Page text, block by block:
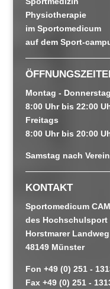
Physiotherapie
im Sportomedicum
auf dem Sport-
Montag - Donnerstag
8:00 Uhr bis 22:00
Freitags
8:00 Uhr bis 20:00
Samstag nach
KONTAKT
Sportomedicum
des Hochschulsport
Horstmarer
48149 Münster
Fon +49 (0) 251 -
Fax +49 (0) 251 -